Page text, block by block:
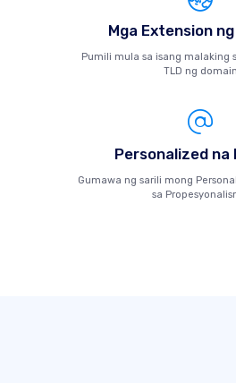
Mga Extension
Pumili mula sa isang malaking
TLD ng domain
Personalized na
Gumawa ng sarili mong
sa